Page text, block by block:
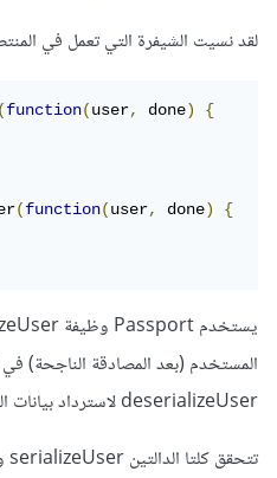
لقد نسيت الشيفرة التي تعمل في
(function(user, done)
{
(function(user, done)
{
deserializeUser لاسترداد بيانات المستخدم من session.